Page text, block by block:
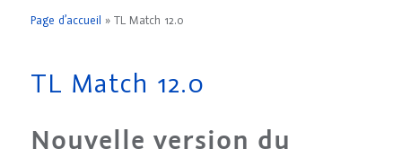
Page d’accueil » TL Match 12.0
TL Match 12.0
Nouvelle version du